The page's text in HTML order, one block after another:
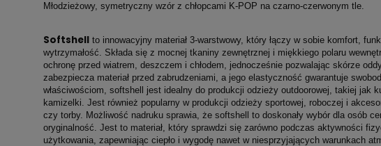
Młodzieżowy, symetryczny wzór z chłopcami K-POP na czarno-czerwonym tle.
Softshell to innowacyjny materiał 3-warstwowy, który łączy w sobie komfort,
wytrzymałość. Składa się z mocnej tkaniny zewnętrznej i miękkiego polaru
ochronę przed wiatrem, deszczem i chłodem, jednocześnie pozwalając skórze
zabezpiecza materiał przed zabrudzeniami, a jego elastyczność gwarantuje
właściwościom, softshell jest idealny do produkcji odzieży outdoorowej, takiej jak
kamizelki. Jest również popularny w produkcji odzieży sportowej, roboczej i
czy torby. Możliwość nadruku sprawia, że softshell to doskonały wybór dla osób
oryginalność. Jest to materiał, który sprawdzi się zarówno podczas aktywności
użytkowania, zapewniając ciepło i wygodę nawet w niesprzyjających warunkach